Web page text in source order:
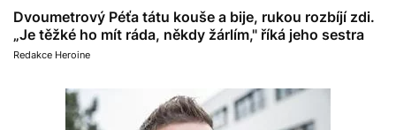
Dvoumetrový Péťa tátu kouše a bije, rukou rozbíjí zdi.
„Je těžké ho mít ráda, někdy žárlím," říká jeho sestra
Redakce Heroine